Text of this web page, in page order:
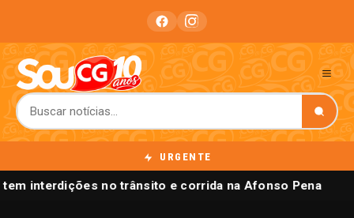
URGENTE
interdições no trânsito e corrida na Afonso Pena